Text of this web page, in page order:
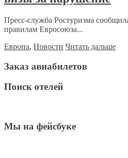
Пресс-служба Ростуризма
правилам Евросоюза...
Европа, Новости Читать дальше
Заказ авиабилетов
Поиск отелей
Мы на фейсбуке